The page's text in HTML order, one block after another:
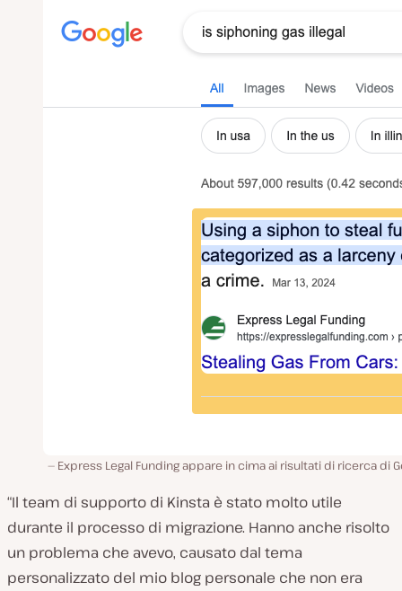
Express Legal Funding appare in cima ai risultati di ricerca di
“Il team di supporto di Kinsta è stato molto utile
durante il processo di migrazione. Hanno anche risolto
un problema che avevo, causato dal tema
personalizzato del mio blog personale che non era